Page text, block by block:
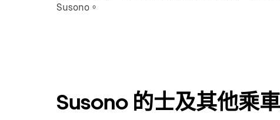
Susono。
Susono 的士及其他乘